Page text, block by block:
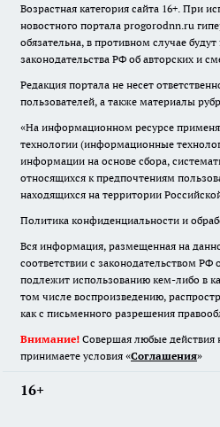
Возрастная категория сайта 16+. При
новостного портала progorodnn.ru
обязательна, в противном случае
законодательства РФ об авторских и
Редакция портала не несет
пользователей, а также материалы
«На информационном ресурсе
технологии (информационные
информации на основе сбора,
относящихся к предпочтениям
находящихся на территории
Политика конфиденциальности и
Вся информация, размещенная на
соответствии с законодательством РФ
подлежит использованию кем-либо в
том числе воспроизведению,
как с письменного разрешения
Внимание! Совершая любые действия
принимаете условия «Cоглашения»
16+